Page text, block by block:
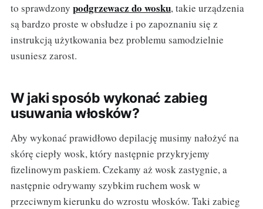
to sprawdzony podgrzewacz do wosku, takie urządzenia
są bardzo proste w obsłudze i po zapoznaniu się z
instrukcją użytkowania bez problemu samodzielnie
usuniesz zarost.
W jaki sposób wykonać zabieg
usuwania włosków?
Aby wykonać prawidłowo depilację musimy nałożyć na
skórę ciepły wosk, który następnie przykryjemy
fizelinowym paskiem. Czekamy aż wosk zastygnie, a
następnie odrywamy szybkim ruchem wosk w
przeciwnym kierunku do wzrostu włosków. Taki zabieg